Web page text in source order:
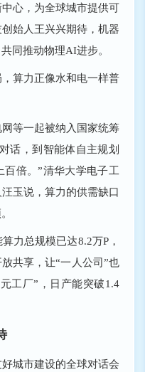
心，为全球城市提供可
始人王兴兴期待，机器
同推动物理AI进步。
算力正像水和电一样普
等一起被纳入国家统筹
话，到智能体自主规划
倍。”清华大学电子工
玉说，算力的供需缺口
力总规模已达8.2万P，
共享，让“一人公司”也
工厂”，日产能突破1.4
城市建设的全球对话会